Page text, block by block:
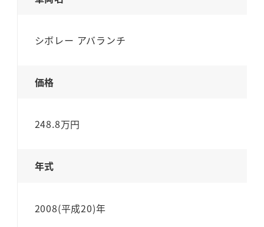
シボレー アバランチ
価格
248.8万円
年式
2008(平成20)年